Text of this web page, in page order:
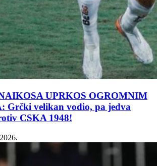
UPRKOS OGROMNIM
Grčki velikan vodio, pa jedva
CSKA 1948!